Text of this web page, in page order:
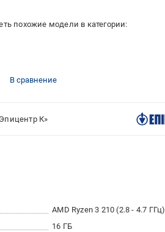
похожие модели в категории:
В сравнение
К»
AMD Ryzen 3 210 (2.8 - 4.7 ГГц)
16 ГБ